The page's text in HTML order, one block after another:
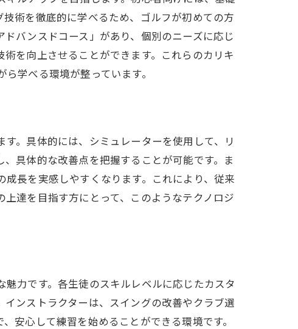
術を徹底的に学べるため、ゴルフが初めての方
バンスドコース」があり、個別のニーズに応じ
を向上させることができます。これらのカリキ
学べる環境が整っています。
。具体的には、シミュレーターを使用して、リ
具体的な改善点を把握することが可能です。ま
長を実感しやすくなります。これにより、従来
達を目指す方にとって、このようなテクノロジ
力です。各生徒のスキルレベルに応じたカスタ
ンストラクターは、スイングの改善やクラブ選
安心して練習を始めることができる環境です。